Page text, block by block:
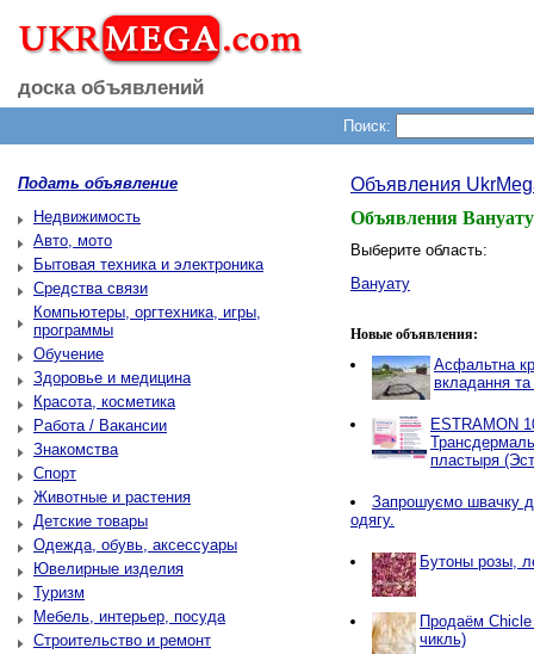
доска объявлений
Поиск:
Подать объявление
Недвижимость
Авто, мото
Бытовая техника и электроника
Средства связи
Компьютеры, оргтехника, игры,
программы
Обучение
Здоровье и медицина
Красота, косметика
Работа / Вакансии
Знакомства
Спорт
Животные и растения
Детские товары
Одежда, обувь, аксессуары
Ювелирные изделия
Туризм
Мебель, интерьер, посуда
Строительство и ремонт
Объявления
Объявления Вануату
Выберите область:
Вануату
Новые объявления:
Асфальтна
вкладання
ESTRAMON
пластыря
Запрошуємо швачку
одягу.
Бутоны розы,
Продаём
чикль)